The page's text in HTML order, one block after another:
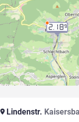
2.189
Lindenstr.